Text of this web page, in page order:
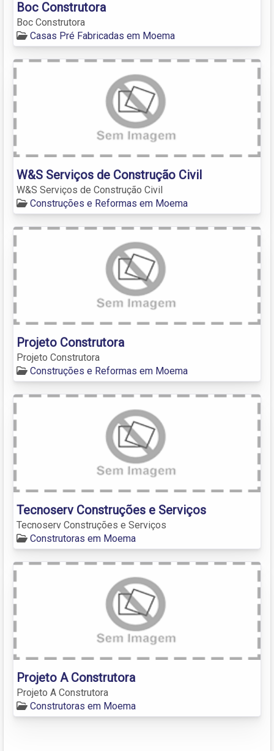
Boc Construtora
Boc Construtora
Casas Pré Fabricadas em Moema
W&S Serviços de Construção Civil
W&S Serviços de Construção Civil
Construções e Reformas em Moema
Projeto Construtora
Projeto Construtora
Construções e Reformas em Moema
Tecnoserv Construções e Serviços
Tecnoserv Construções e Serviços
Construtoras em Moema
Projeto A Construtora
Projeto A Construtora
Construtoras em Moema